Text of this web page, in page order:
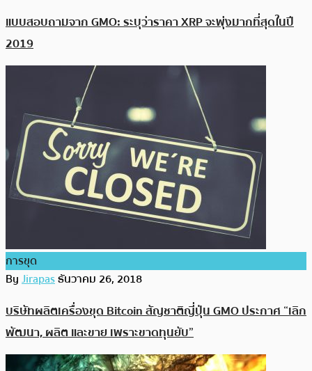
แบบสอบถามจาก GMO: ระบุว่าราคา XRP จะพุ่งมากที่สุดในปี
2019
การขุด
ByJirapasธันวาคม 26, 2018
บริษัทผลิตเครื่องขุด Bitcoin สัญชาติญี่ปุ่น GMO ประกาศ “เลิก
พัฒนา, ผลิต และขาย เพราะขาดทุนยับ”